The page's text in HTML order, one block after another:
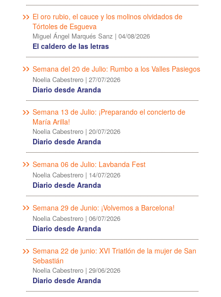
El oro rubio, el cauce y los molinos olvidados de
Tórtoles de Esgueva
Miguel Ángel Marqués Sanz | 04/08/2026
El caldero de las letras
Semana del 20 de Julio: Rumbo a los Valles Pasiegos
Noelia Cabestrero | 27/07/2026
Diario desde Aranda
Semana 13 de Julio: ¡Preparando el concierto de
María Arilla!
Noelia Cabestrero | 20/07/2026
Diario desde Aranda
Semana 06 de Julio: Lavbanda Fest
Noelia Cabestrero | 14/07/2026
Diario desde Aranda
Semana 29 de Junio: ¡Volvemos a Barcelona!
Noelia Cabestrero | 06/07/2026
Diario desde Aranda
Semana 22 de junio: XVI Triatlón de la mujer de San
Sebastián
Noelia Cabestrero | 29/06/2026
Diario desde Aranda